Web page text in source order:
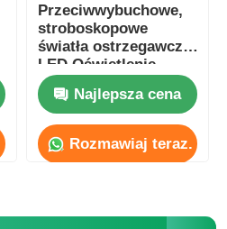
Przeciwwybuchowe,
stroboskopowe
światła ostrzegawcze
LED Oświetlenie
alarmowe
Najlepsza cena
Rozmawiaj teraz.